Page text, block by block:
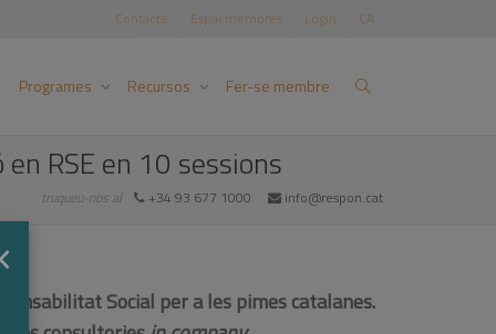
Contacte Espai membres Login CA
Programes Recursos Fer-se membre
en RSE en 10 sessions
truqueu-nos al +34 93 677 1000 info@respon.cat
Social per a les pimes catalanes.